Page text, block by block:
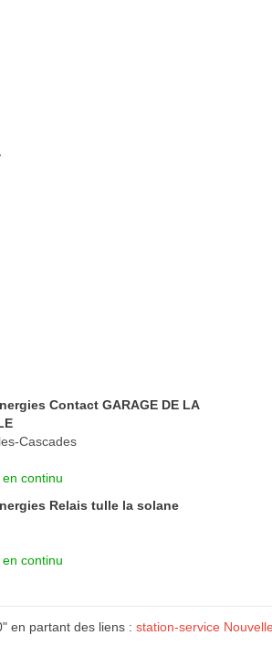
Contact GARAGE DE LA
Cascades
continu
Relais tulle la solane
continu
en partant des liens : station-service